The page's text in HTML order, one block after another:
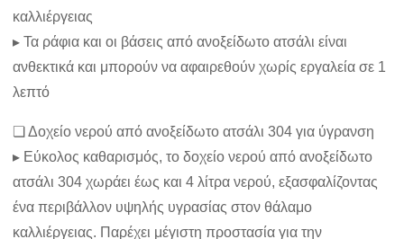
καλλιέργειας
▸ Τα ράφια και οι βάσεις από ανοξείδωτο ατσάλι είναι
ανθεκτικά και μπορούν να αφαιρεθούν χωρίς εργαλεία σε 1
λεπτό
❏ Δοχείο νερού από ανοξείδωτο ατσάλι 304 για ύγρανση
▸ Εύκολος καθαρισμός, το δοχείο νερού από ανοξείδωτο
ατσάλι 304 χωράει έως και 4 λίτρα νερού, εξασφαλίζοντας
ένα περιβάλλον υψηλής υγρασίας στον θάλαμο
καλλιέργειας. Παρέχει μέγιστη προστασία για την